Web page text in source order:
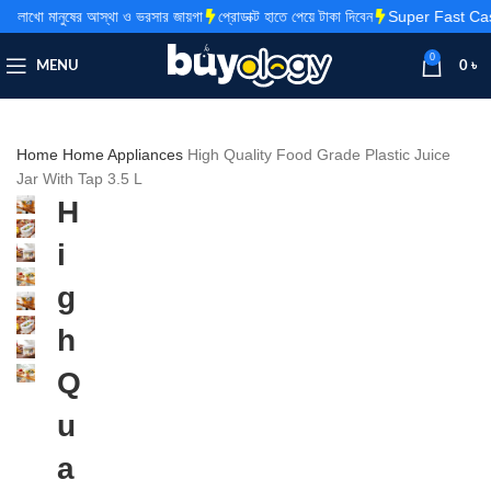
MENU
0
0 ৳
Home Home Appliances High Quality Food Grade Plastic Juice
Jar With Tap 3.5 L
H
i
g
h
Q
u
a
ও ভরসার জায়গা প্রোডাক্ট হাতে পেয়ে টাকা দিবেন Super Fast Cash On